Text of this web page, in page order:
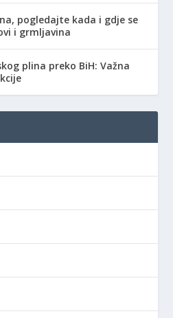
pogledajte kada i gdje se
i grmljavina
plina preko BiH: Važna